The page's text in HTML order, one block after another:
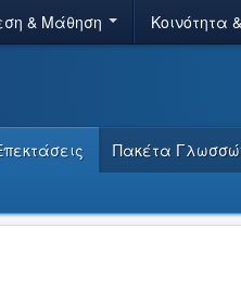
& Μάθηση Κοινότητα
Πακέτα